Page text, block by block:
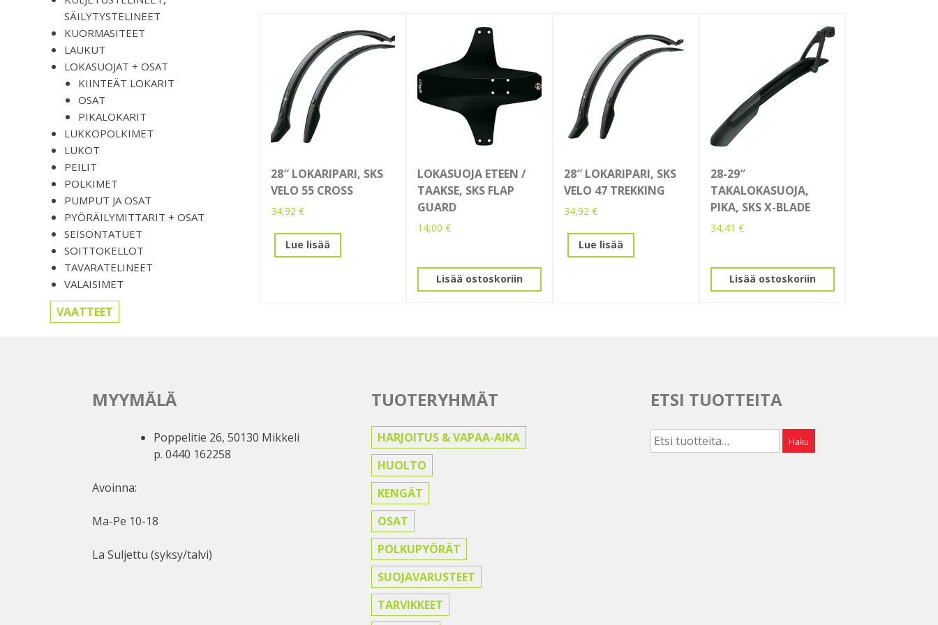
SÄILYTYSTELINEET
KUORMASITEET
LAUKUT
LOKASUOJAT + OSAT
KIINTEÄT LOKARIT
OSAT
PIKALOKARIT
LUKKOPOLKIMET
LUKOT
PEILIT
POLKIMET
PUMPUT JA OSAT
PYÖRÄILYMITTARIT + OSAT
SEISONTATUET
SOITTOKELLOT
TAVARATELINEET
VALAISIMET
VAATTEET
28″ LOKARIPARI, SKS
VELO 55 CROSS
34,92 €
Lue lisää
LOKASUOJA ETEEN /
TAAKSE, SKS FLAP
GUARD
14,00 €
Lisää ostoskoriin
28″ LOKARIPARI, SKS
VELO 47 TREKKING
34,92 €
Lue lisää
28-29″
TAKALOKASUOJA,
PIKA, SKS X-BLADE
34,41 €
Lisää ostoskoriin
MYYMÄLÄ
Poppelitie 26, 50130 Mikkeli
p. 0440 162258
Avoinna:
Ma-Pe 10-18
La Suljettu (syksy/talvi)
TUOTERYHMÄT
HARJOITUS & VAPAA-AIKA
HUOLTO
KENGÄT
OSAT
POLKUPYÖRÄT
SUOJAVARUSTEET
TARVIKKEET
ETSI TUOTTEITA
Etsi: Haku